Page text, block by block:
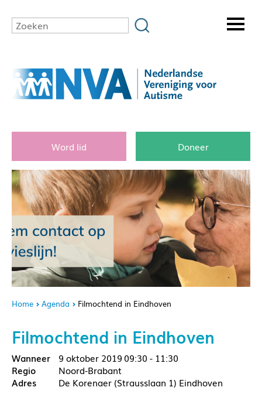
Word lid Doneer
Home Agenda Filmochtend in Eindhoven
Filmochtend in Eindhoven
9 oktober 2019 09:30 - 11:30
Noord-Brabant
De Korenaer (Strausslaan 1) Eindhoven